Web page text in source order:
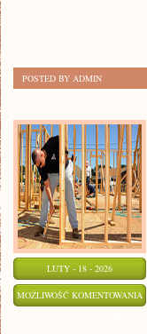
POSTED BY ADMIN
LUTY - 18 - 2026
MOŻLIWOŚĆ KOMENTOWANIA